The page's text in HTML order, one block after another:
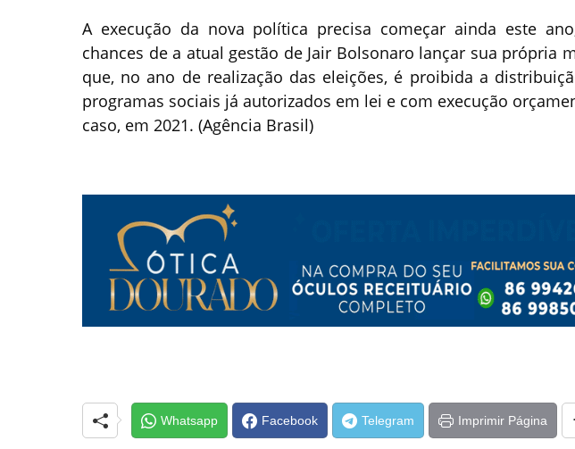
A execução da nova política precisa começar ainda este
chances de a atual gestão de Jair Bolsonaro lançar sua própria
que, no ano de realização das eleições, é proibida a
programas sociais já autorizados em lei e com execução
caso, em 2021. (Agência Brasil)
Whatsapp Facebook Telegram Imprimir Página